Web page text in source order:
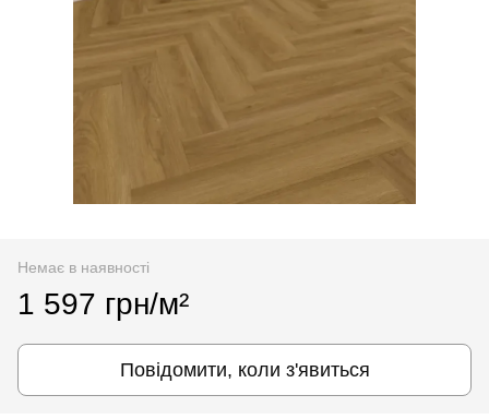
Немає в наявності
1 597 грн/м²
Повідомити, коли з'явиться